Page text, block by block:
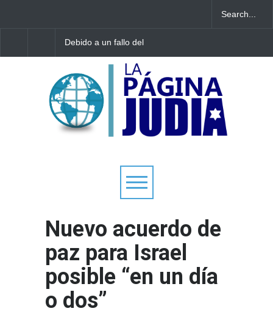
Debido a un fallo del
tribunales rabínicos se
enfrentan a un cierre a
partir del domingo
gubernamental
aterrizar en la niebla
Nuevo acuerdo de
paz para Israel
posible “en un día
o dos”